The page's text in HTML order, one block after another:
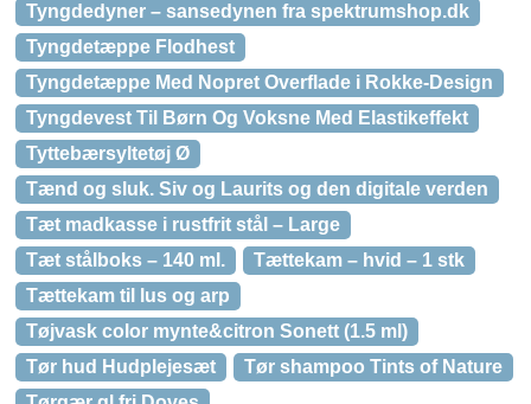
Tyngdedyner – sansedynen fra spektrumshop.dk
Tyngdetæppe Flodhest
Tyngdetæppe Med Nopret Overflade i Rokke-Design
Tyngdevest Til Børn Og Voksne Med Elastikeffekt
Tyttebærsyltetøj Ø
Tænd og sluk. Siv og Laurits og den digitale verden
Tæt madkasse i rustfrit stål – Large
Tæt stålboks – 140 ml.
Tættekam – hvid – 1 stk
Tættekam til lus og arp
Tøjvask color mynte&citron Sonett (1.5 ml)
Tør hud Hudplejesæt
Tør shampoo Tints of Nature